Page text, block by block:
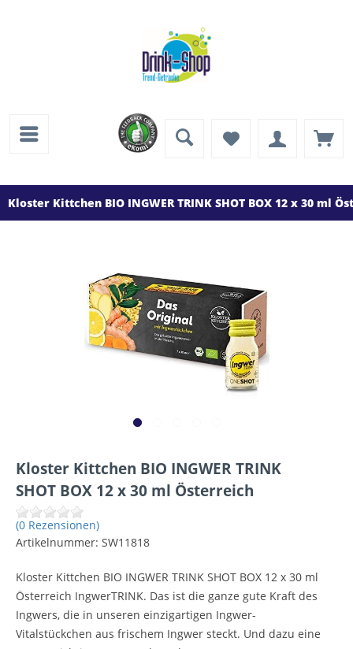
Kloster Kittchen BIO INGWER TRINK SHOT BOX 12 x 30 ml
Kloster Kittchen BIO INGWER TRINK
SHOT BOX 12 x 30 ml Österreich
(0 Rezensionen)
Artikelnummer: SW11818
Kloster Kittchen BIO INGWER TRINK SHOT BOX 12 x 30 ml
Österreich IngwerTRINK. Das ist die ganze gute Kraft des
Ingwers, die in unseren einzigartigen Ingwer-
Vitalstückchen aus frischem Ingwer steckt. Und dazu eine